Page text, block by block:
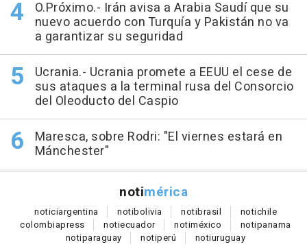
O.Próximo.- Irán avisa a Arabia Saudí que su
nuevo acuerdo con Turquía y Pakistán no va
a garantizar su seguridad
Ucrania.- Ucrania promete a EEUU el cese de
sus ataques a la terminal rusa del Consorcio
del Oleoducto del Caspio
Maresca, sobre Rodri: "El viernes estará en
Mánchester"
notimérica
noticiargentina notibolivia notibrasil notichile
colombiapress notiecuador notiméxico notipanama
notiparaguay notiperú notiuruguay